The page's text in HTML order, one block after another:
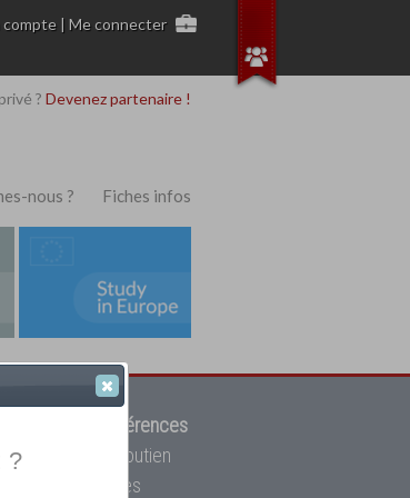
compte |Me connecter
? Devenez partenaire !
nous ? Fiches infos
12908 références
des cours de soutien
écoles privées
?